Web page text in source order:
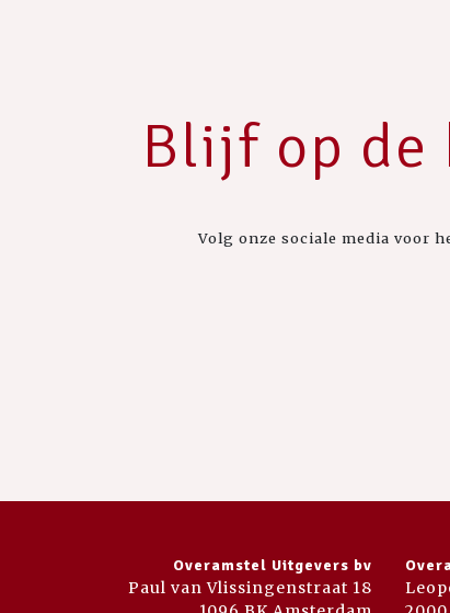
Blijf op de
Volg onze sociale media voor
Overamstel Uitgevers bv
Paul van Vlissingenstraat 18